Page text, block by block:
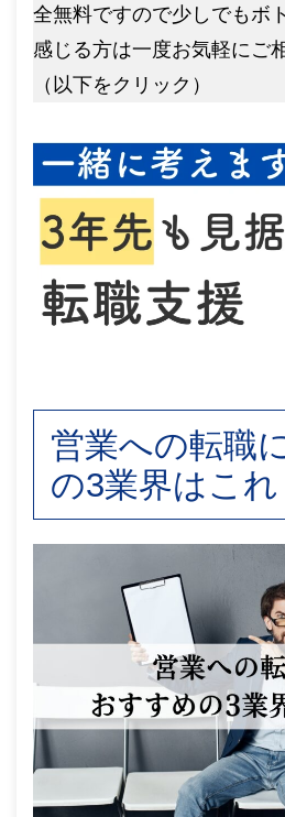
全無料ですので少しでもボ
感じる方は一度お気軽にご
（以下をクリック）
営業への転職
の3業界はこれ